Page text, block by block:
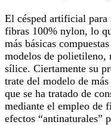
El césped artificial para
fibras 100% nylon, lo
más básicas
modelos de polietileno,
sílice. Ciertamente su
trate del modelo de
que se ha tratado de
mediante el empleo de
efectos “antinaturales”